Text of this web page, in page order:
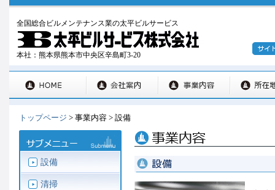
全国総合ビルメンテナンス業の太平ビルサービス
本社：熊本県熊本市中央区辛島町3-20
トップページ > 事業内容 > 設備
設備
清掃